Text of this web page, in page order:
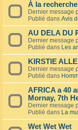
À la
Dernier message
Publié dans Avis
AU DELA DU
Dernier message
Publié dans Les
KIRSTIE
Dernier message
Publié dans
AFRICA a 40
Mornay, 7th
Dernier message
Publié dans La
Wet Wet Wet